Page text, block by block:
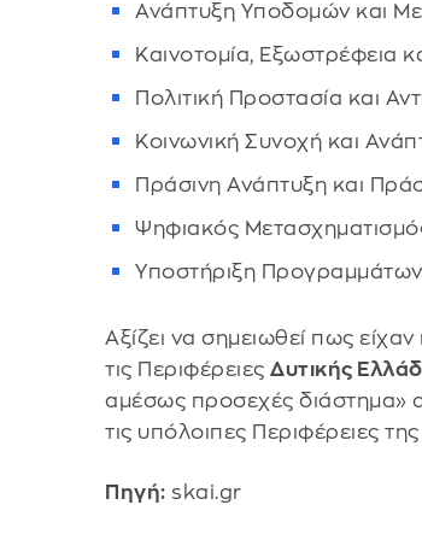
Ανάπτυξη Υποδομών και
Καινοτομία, Εξωστρέφεια
Πολιτική Προστασία και
Κοινωνική Συνοχή και
Πράσινη Ανάπτυξη και
Ψηφιακός
Υποστήριξη
Αξίζει να σημειωθεί πως
τις ΠεριφέρειεςΔυτικής
αμέσως προσεχές διάστημα»
τις υπόλοιπες Περιφέρειες
Πηγή: skai.gr